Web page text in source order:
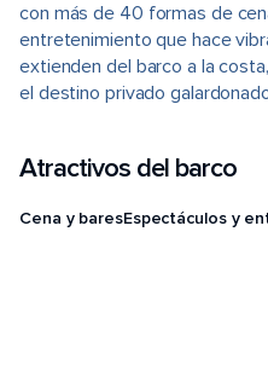
con más de 40 formas de
entretenimiento que hace
extienden del barco a la
el destino privado
Atractivos del barco
Cena y baresEspectáculos y